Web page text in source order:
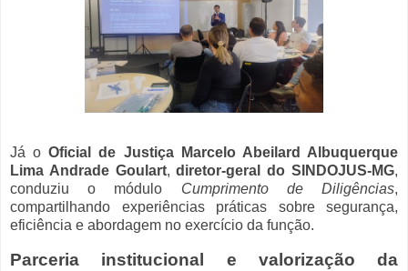
Já oOficial de Justiça Marcelo Abeilard Albuquerque
Lima Andrade Goulart,diretor-geral do SINDOJUS-MG,
conduziu o módulo Cumprimento de Diligências,
compartilhando experiências práticas sobre segurança,
eficiência e abordagem no exercício da função.
Parceria institucional e valorização da